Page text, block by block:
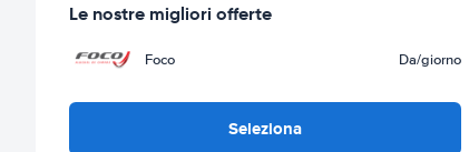
Le nostre migliori offerte
Foco Da/giorno
Seleziona